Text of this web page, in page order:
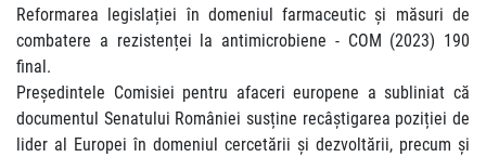
Reformarea legislației în domeniul farmaceutic și măsuri de
combatere a rezistenței la antimicrobiene - COM (2023) 190
final.
Președintele Comisiei pentru afaceri europene a subliniat că
documentul Senatului României susține recâștigarea poziției de
lider al Europei în domeniul cercetării și dezvoltării, precum și